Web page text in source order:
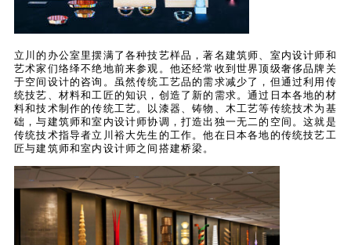
立川的办公室里摆满了各种技艺样品，著名建筑师、室内设计师和
艺术家们络绎不绝地前来参观。他还经常收到世界顶级奢侈品牌关
于空间设计的咨询。虽然传统工艺品的需求减少了，但通过利用传
统技艺、材料和工匠的知识，创造了新的需求。通过日本各地的材
料和技术制作的传统工艺。以漆器、铸物、木工艺等传统技术为基
础，与建筑师和室内设计师协调，打造出独一无二的空间。这就是
传统技术指导者立川裕大先生的工作。他在日本各地的传统技艺工
匠与建筑师和室内设计师之间搭建桥梁。